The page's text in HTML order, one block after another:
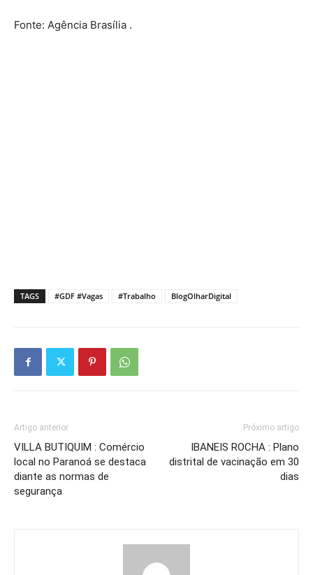
Fonte: Agência Brasília .
TAGS #GDF #Vagas #Trabalho BlogOlharDigital
Artigo anterior
VILLA BUTIQUIM : Comércio
local no Paranoá se destaca
diante as normas de
segurança
Próximo artigo
IBANEIS ROCHA : Plano
distrital de vacinação em 30
dias